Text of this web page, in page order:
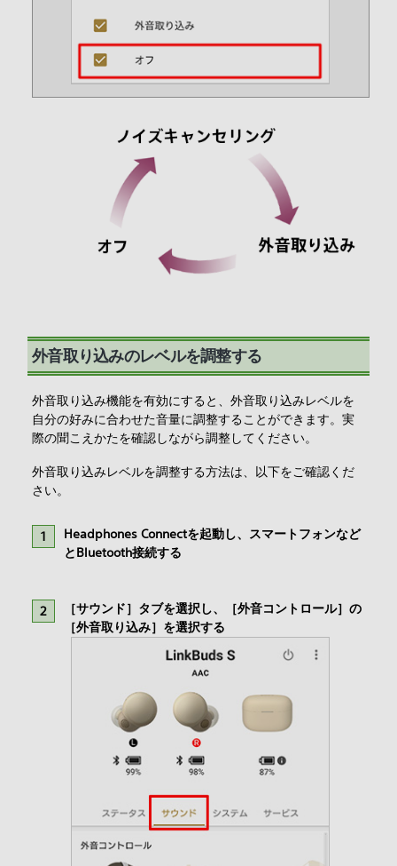
外音取り込みのレベルを調整する
外音取り込み機能を有効にすると、外音取り込みレベルを
自分の好みに合わせた音量に調整することができます。実
際の聞こえかたを確認しながら調整してください。
外音取り込みレベルを調整する方法は、以下をご確認くだ
さい。
Headphones Connectを起動し、スマートフォンなど
とBluetooth接続する
［サウンド］タブを選択し、［外音コントロール］の
［外音取り込み］を選択する